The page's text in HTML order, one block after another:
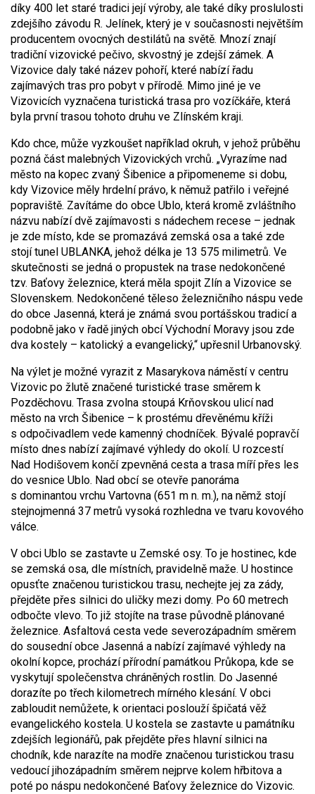
díky 400 let staré tradici její výroby, ale také díky proslulosti
zdejšího závodu R. Jelínek, který je v současnosti největším
producentem ovocných destilátů na světě. Mnozí znají
tradiční vizovické pečivo, skvostný je zdejší zámek. A
Vizovice daly také název pohoří, které nabízí řadu
zajímavých tras pro pobyt v přírodě. Mimo jiné je ve
Vizovicích vyznačena turistická trasa pro vozíčkáře, která
byla první trasou tohoto druhu ve Zlínském kraji.
Kdo chce, může vyzkoušet například okruh, v jehož průběhu
pozná část malebných Vizovických vrchů. „Vyrazíme nad
město na kopec zvaný Šibenice a připomeneme si dobu,
kdy Vizovice měly hrdelní právo, k němuž patřilo i veřejné
popraviště. Zavítáme do obce Ublo, která kromě zvláštního
názvu nabízí dvě zajímavosti s nádechem recese – jednak
je zde místo, kde se promazává zemská osa a také zde
stojí tunel UBLANKA, jehož délka je 13 575 milimetrů. Ve
skutečnosti se jedná o propustek na trase nedokončené
tzv. Baťovy železnice, která měla spojit Zlín a Vizovice se
Slovenskem. Nedokončené těleso železničního náspu vede
do obce Jasenná, která je známá svou portášskou tradicí a
podobně jako v řadě jiných obcí Východní Moravy jsou zde
dva kostely – katolický a evangelický,“ upřesnil Urbanovský.
Na výlet je možné vyrazit z Masarykova náměstí v centru
Vizovic po žlutě značené turistické trase směrem k
Pozděchovu. Trasa zvolna stoupá Krňovskou ulicí nad
město na vrch Šibenice – k prostému dřevěnému kříži
s odpočivadlem vede kamenný chodníček. Bývalé popravčí
místo dnes nabízí zajímavé výhledy do okolí. U rozcestí
Nad Hodišovem končí zpevněná cesta a trasa míří přes les
do vesnice Ublo. Nad obcí se otevře panoráma
s dominantou vrchu Vartovna (651 m n. m.), na němž stojí
stejnojmenná 37 metrů vysoká rozhledna ve tvaru kovového
válce.
V obci Ublo se zastavte u Zemské osy. To je hostinec, kde
se zemská osa, dle místních, pravidelně maže. U hostince
opusťte značenou turistickou trasu, nechejte jej za zády,
přejděte přes silnici do uličky mezi domy. Po 60 metrech
odbočte vlevo. To již stojíte na trase původně plánované
železnice. Asfaltová cesta vede severozápadním směrem
do sousední obce Jasenná a nabízí zajímavé výhledy na
okolní kopce, prochází přírodní památkou Průkopa, kde se
vyskytují společenstva chráněných rostlin. Do Jasenné
dorazíte po třech kilometrech mírného klesání. V obci
zabloudit nemůžete, k orientaci poslouží špičatá věž
evangelického kostela. U kostela se zastavte u památníku
zdejších legionářů, pak přejděte přes hlavní silnici na
chodník, kde narazíte na modře značenou turistickou trasu
vedoucí jihozápadním směrem nejprve kolem hřbitova a
poté po náspu nedokončené Baťovy železnice do Vizovic.